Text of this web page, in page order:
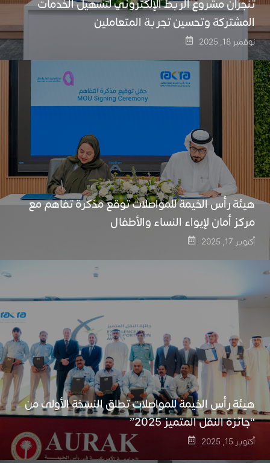
تنجزان مشروع الربط الإلكتروني لتسهيل الخدمات
المشتركة وتحسين تجربة المتعاملين
نوفمبر 18, 2025
هيئة رأس الخيمة للمواصلات توقع مذكرة تفاهم مع
مركز أمان لإيواء النساء والأطفال
أكتوبر 17, 2025
هيئة رأس الخيمة للمواصلات تطلق النسخة الأولى من
“جائزة النقل المتميز 2025”
أكتوبر 15, 2025